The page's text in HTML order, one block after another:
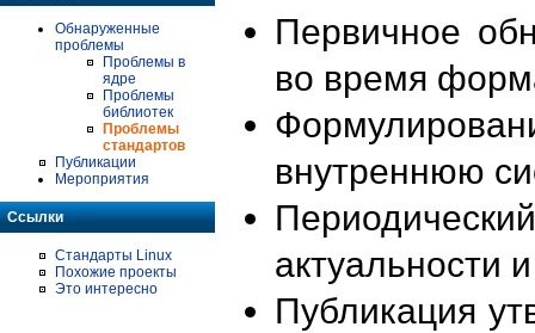
Обнаруженные
проблемы
Проблемы в
ядре
Проблемы
библиотек
Проблемы
стандартов
Публикации
Мероприятия
Ссылки
Стандарты Linux
Похожие проекты
Это интересно
Первичное
во время
внутреннюю
актуальности
Публикация